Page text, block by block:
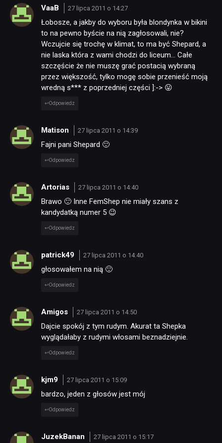
VaaB 27 lipca 2011 o 14:27
Łobosze, a jakby do wyboru była blondynka w bikini
to na pewno byście na nią zagłosowali, nie?
Wczujcie się trochę w klimat, to ma być Shepard, a
nie laska która z wami chodzi do liceum… Całe
szczęście że nie muszę grać postacią wybraną
przez większość, tylko mogę sobie przenieść moją
wredną s*** z poprzedniej części ]:-> 😛
Odpowiedz
Matison 27 lipca 2011 o 14:39
Fajni pani Shepard 🙂
Odpowiedz
Artorias 27 lipca 2011 o 14:40
Brawo 🙂 Inne FemShep nie miały szans z
kandydatką numer 5 😉
Odpowiedz
patrick49 27 lipca 2011 o 14:40
głosowałem na nią 🙂
Odpowiedz
Amigos 27 lipca 2011 o 14:50
Dajcie spokój z tym rudym. Akurat ta Shepka
wyglądałaby z rudymi włosami beznadziejnie.
Odpowiedz
kjm9 27 lipca 2011 o 15:09
bardzo, jeden z głosów jest mój
Odpowiedz
JuzekBanan 27 lipca 2011 o 15:17